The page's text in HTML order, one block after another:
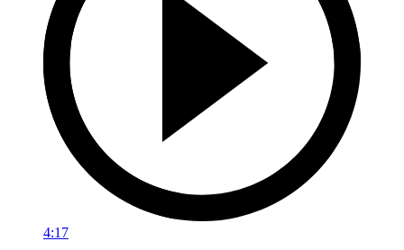
4:17